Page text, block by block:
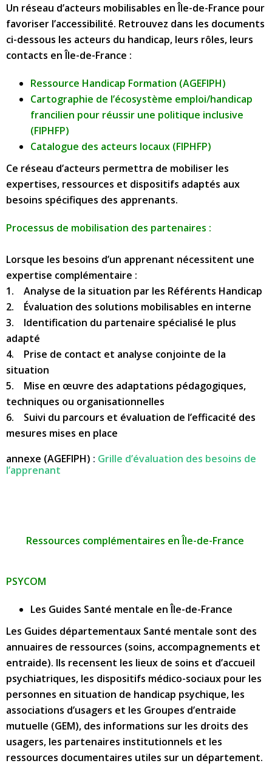
Un réseau d’acteurs mobilisables en Île-de-France pour
favoriser l’accessibilité. Retrouvez dans les documents
ci-dessous les acteurs du handicap, leurs rôles, leurs
contacts en Île-de-France :
Ressource Handicap Formation (AGEFIPH)
Cartographie de l’écosystème emploi/handicap
francilien pour réussir une politique inclusive
(FIPHFP)
Catalogue des acteurs locaux (FIPHFP)
Ce réseau d’acteurs permettra de mobiliser les
expertises, ressources et dispositifs adaptés aux
besoins spécifiques des apprenants.
Processus de mobilisation des partenaires :
Lorsque les besoins d’un apprenant nécessitent une
expertise complémentaire :
1. Analyse de la situation par les Référents Handicap
2. Évaluation des solutions mobilisables en interne
3. Identification du partenaire spécialisé le plus
adapté
4. Prise de contact et analyse conjointe de la
situation
5. Mise en œuvre des adaptations pédagogiques,
techniques ou organisationnelles
6. Suivi du parcours et évaluation de l’efficacité des
mesures mises en place
annexe (AGEFIPH) : Grille d’évaluation des besoins de
l’apprenant
Ressources complémentaires en Île-de-France
PSYCOM
Les Guides Santé mentale en Île-de-France
Les Guides départementaux Santé mentale sont des
annuaires de ressources (soins, accompagnements et
entraide). Ils recensent les lieux de soins et d’accueil
psychiatriques, les dispositifs médico-sociaux pour les
personnes en situation de handicap psychique, les
associations d’usagers et les Groupes d’entraide
mutuelle (GEM), des informations sur les droits des
usagers, les partenaires institutionnels et les
ressources documentaires utiles sur un département.